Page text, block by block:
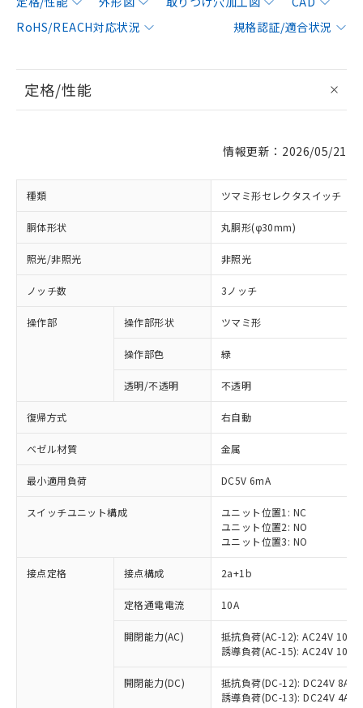
RoHS/REACH対応状況
規格認証/適合状況
定格/性能
情報更新：2026/05/21
種類 ツマミ形セレクタスイッチ
胴体形状 丸胴形(φ30mm)
照光/非照光 非照光
ノッチ数 3ノッチ
操作部 操作部形状 ツマミ形
操作部色 緑
透明/不透明 不透明
復帰方式 右自動
ベゼル材質 金属
最小適用負荷 DC5V 6mA
スイッチユニット構成
ユニット位置1: NC
ユニット位置2: NO
ユニット位置3: NO
接点定格 接点構成 2a+1b
定格通電電流 10A
開閉能力(AC)
抵抗負荷(AC-12): AC24V 10A/
誘導負荷(AC-15): AC24V
開閉能力(DC)
抵抗負荷(DC-12): DC24V 8A/
誘導負荷(DC-13): DC24V 4A/
ご利用条件
対応済み：EU RoHS指令（10物質）の
非含有に対応した製品が提供可能な商品で
有に対応した製品に切り替える予定のある